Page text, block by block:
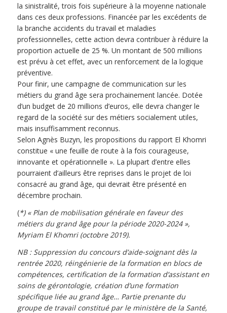
la sinistralité, trois fois supérieure à la moyenne nationale
dans ces deux professions. Financée par les excédents de
la branche accidents du travail et maladies
professionnelles, cette action devra contribuer à réduire la
proportion actuelle de 25 %. Un montant de 500 millions
est prévu à cet effet, avec un renforcement de la logique
préventive.
Pour finir, une campagne de communication sur les
métiers du grand âge sera prochainement lancée. Dotée
d’un budget de 20 millions d’euros, elle devra changer le
regard de la société sur des métiers socialement utiles,
mais insuffisamment reconnus.
Selon Agnès Buzyn, les propositions du rapport El Khomri
constitue « une feuille de route à la fois courageuse,
innovante et opérationnelle ». La plupart d’entre elles
pourraient d’ailleurs être reprises dans le projet de loi
consacré au grand âge, qui devrait être présenté en
décembre prochain.
(*) « Plan de mobilisation générale en faveur des
métiers du grand âge pour la période 2020-2024 »,
Myriam El Khomri (octobre 2019).
NB : Suppression du concours d’aide-soignant dès la
rentrée 2020, réingénierie de la formation en blocs de
compétences, certification de la formation d’assistant en
soins de gérontologie, création d’une formation
spécifique liée au grand âge… Partie prenante du
groupe de travail constitué par le ministère de la Santé,